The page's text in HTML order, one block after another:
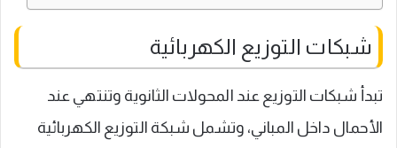
شبكات التوزيع الكهربائية
تبدأ شبكات التوزيع عند المحولات الثانوية وتنتهي عند
الأحمال داخل المباني، وتشمل شبكة التوزيع الكهربائية